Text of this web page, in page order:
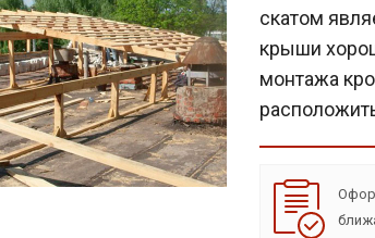
скатом
крыши
монтажа